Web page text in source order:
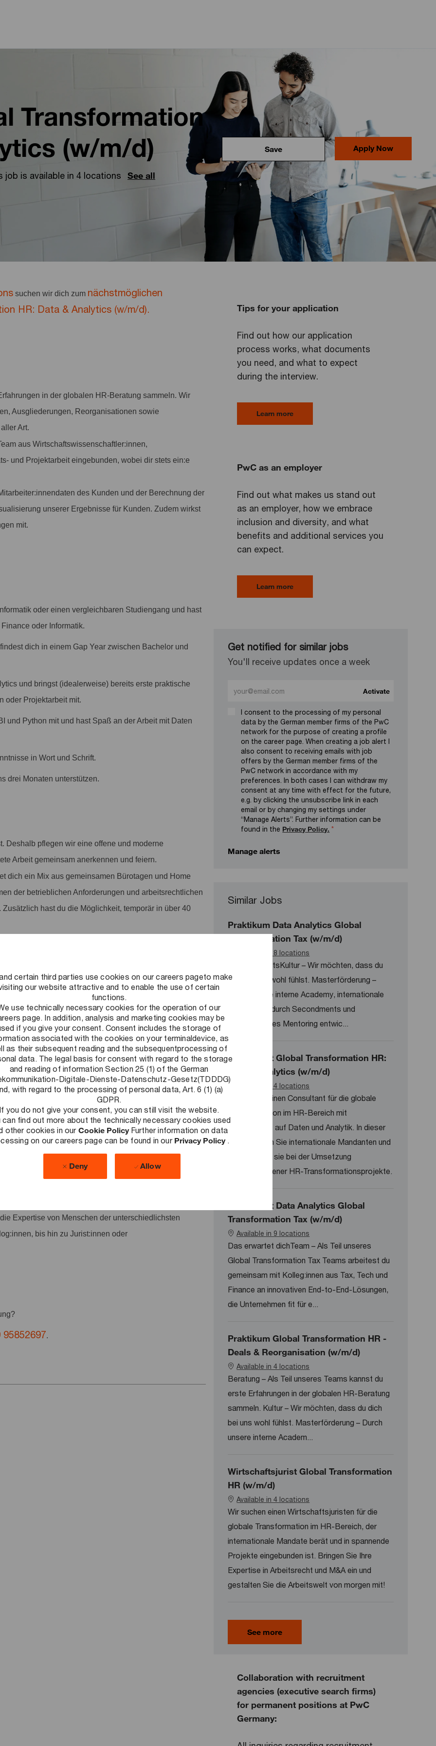
certain third parties use cookies on our careers pageto make
our website attractive and to enable the use of certain
functions.
use technically necessary cookies for the operation of our
page. In addition, analysis and marketing cookies may be
if you give your consent. Consent includes the storage of
associated with the cookies on your terminaldevice, as
as their subsequent reading and the subsequentprocessing of
data. The legal basis for consent with regard to the storage
and reading of information Section 25 (1) of the German
Digitale-Dienste-Datenschutz-Gesetz(TDDDG)
with regard to the processing of personal data, Art. 6 (1) (a)
GDPR.
If you do not give your consent, you can still visit the website.
can find out more about the technically necessary cookies used
other cookies in our Cookie Policy Further information on data
on our careers page can be found in our Privacy Policy .
Deny Allow
Transformation
(w/m/d)
job is available in 4 locations
See all
Save Apply Now
suchen wir dich zum nächstmöglichen
HR: Data & Analytics (w/m/d).
in der globalen HR-Beratung sammeln. Wir
Ausgliederungen, Reorganisationen sowie
Art.
aus Wirtschaftswissenschaftler:innen,
und Projektarbeit eingebunden, wobei dir stets ein:e
des Kunden und der Berechnung der
unserer Ergebnisse für Kunden. Zudem wirkst
mit.
oder einen vergleichbaren Studiengang und hast
oder Informatik.
dich in einem Gap Year zwischen Bachelor und
und bringst (idealerweise) bereits erste praktische
oder Projektarbeit mit.
und Python mit und hast Spaß an der Arbeit mit Daten
in Wort und Schrift.
drei Monaten unterstützen.
Deshalb pflegen wir eine offene und moderne
Arbeit gemeinsam anerkennen und feiern.
dich ein Mix aus gemeinsamen Bürotagen und Home
der betrieblichen Anforderungen und arbeitsrechtlichen
hast du die Möglichkeit, temporär in über 40
Erfahrungen durch Secondments und
Darüber hinaus bieten wir die Möglichkeit einer
an.
wir auch nach Praktikumsende mit unseren
dir viele Vorteile, wie z.B. exklusive Einladungen zu
zu den Einstiegsmöglichkeiten.
Arbeitsumfeld schaffen: Ein Umfeld, in dem flexibles und
Leistung honoriert wird und auf das wir stolz sind. Alle
Herausforderungen zu lösen, nachhaltige Ergebnisse zu
auszubauen. Als Teil unseres Workforce
Kunden die Arbeitswelt von morgen mit. Wir decken
es um Reward Consulting, die Auswahl und
Prozessveränderungen geht. Da unser
Expertise von Menschen der unterschiedlichsten
bis hin zu Jurist:innen oder
95852697.
Tips for your application
Find out how our application
process works, what documents
you need, and what to expect
during the interview.
Learn more
PwC as an employer
Find out what makes us stand out
as an employer, how we embrace
inclusion and diversity, and what
benefits and additional services you
can expect.
Learn more
Get notified for similar jobs
You'll receive updates once a week
I consent to the processing of my personal
data by the German member firms of the PwC
network for the purpose of creating a profile
on the career page. When creating a job alert I
also consent to receiving emails with job
offers by the German member firms of the
PwC network in accordance with my
preferences. In both cases I can withdraw my
consent at any time with effect for the future,
e.g. by clicking the unsubscribe link in each
email or by changing my settings under
“Manage Alerts”. Further information can be
found in the Privacy Policy. *
Activate
Manage alerts
Similar Jobs
Praktikum Data Analytics Global
Transformation Tax (w/m/d)
Available in 8 locations
Deine BenefitsKultur – Wir möchten, dass du
dich bei uns wohl fühlst. Masterförderung –
Durch unsere interne Academy, internationale
Erfahrungen durch Secondments und
kontinuierliches Mentoring entwic...
Consultant Global Transformation HR:
Data & Analytics (w/m/d)
Available in 4 locations
Wir suchen einen Consultant für die globale
Transformation im HR-Bereich mit
Schwerpunkt auf Daten und Analytik. In dieser
Rolle beraten Sie internationale Mandanten und
unterstützen sie bei der Umsetzung
datengetriebener HR-Transformationsprojekte.
Consultant Data Analytics Global
Transformation Tax (w/m/d)
Available in 9 locations
Das erwartet dichTeam – Als Teil unseres
Global Transformation Tax Teams arbeitest du
gemeinsam mit Kolleg:innen aus Tax, Tech und
Finance an innovativen End-to-End-Lösungen,
die Unternehmen fit für e...
Praktikum Global Transformation HR -
Deals & Reorganisation (w/m/d)
Available in 4 locations
Beratung – Als Teil unseres Teams kannst du
erste Erfahrungen in der globalen HR-Beratung
sammeln. Kultur – Wir möchten, dass du dich
bei uns wohl fühlst. Masterförderung – Durch
unsere interne Academ...
Wirtschaftsjurist Global Transformation
HR (w/m/d)
Available in 4 locations
Wir suchen einen Wirtschaftsjuristen für die
globale Transformation im HR-Bereich, der
internationale Mandate berät und in spannende
Projekte eingebunden ist. Bringen Sie Ihre
Expertise in Arbeitsrecht und M&A ein und
gestalten Sie die Arbeitswelt von morgen mit!
See more
Collaboration with recruitment
agencies (executive search firms)
for permanent positions at PwC
Germany: